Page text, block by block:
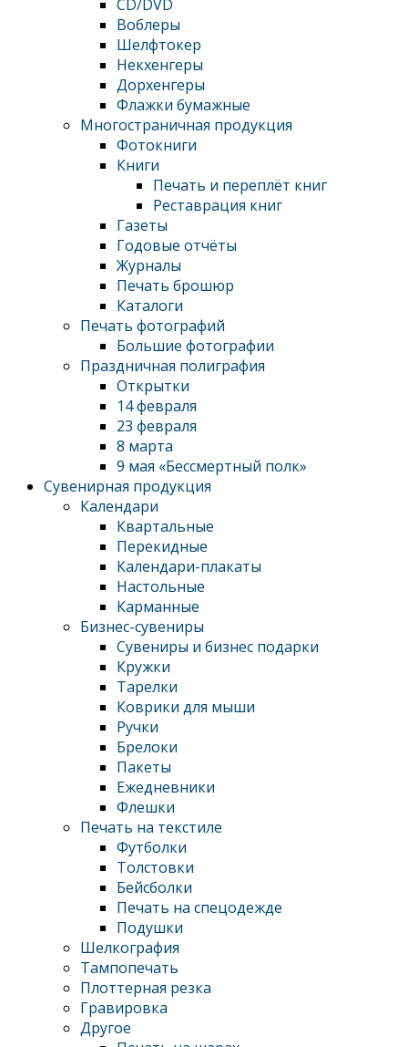
CD/DVD
Воблеры
Шелфтокер
Некхенгеры
Дорхенгеры
Флажки бумажные
Многостраничная продукция
Фотокниги
Книги
Печать и переплёт книг
Реставрация книг
Газеты
Годовые отчёты
Журналы
Печать брошюр
Каталоги
Печать фотографий
Большие фотографии
Праздничная полиграфия
Открытки
14 февраля
23 февраля
8 марта
9 мая «Бессмертный полк»
Сувенирная продукция
Календари
Квартальные
Перекидные
Календари-плакаты
Настольные
Карманные
Бизнес-сувениры
Сувениры и бизнес подарки
Кружки
Тарелки
Коврики для мыши
Ручки
Брелоки
Пакеты
Ежедневники
Флешки
Печать на текстиле
Футболки
Толстовки
Бейсболки
Печать на спецодежде
Подушки
Шелкография
Тампопечать
Плоттерная резка
Гравировка
Другое